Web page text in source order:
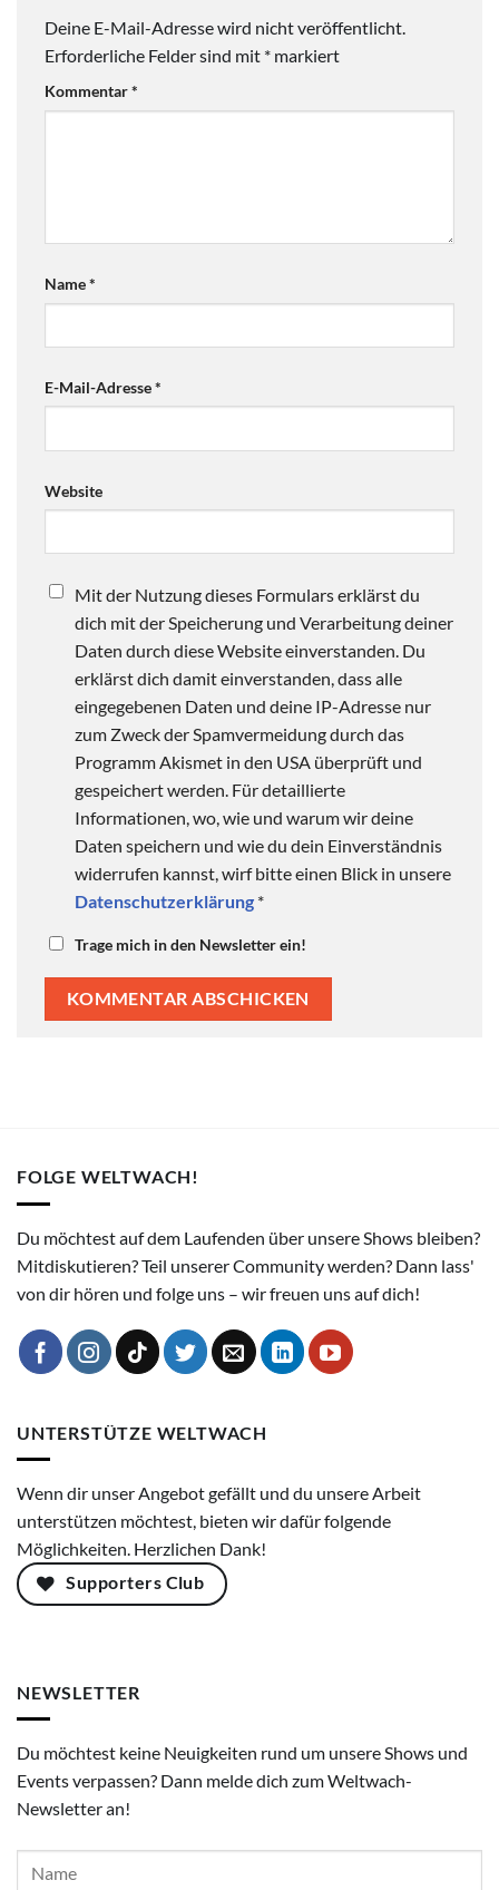
Deine E-Mail-Adresse wird nicht veröffentlicht.
Erforderliche Felder sind mit * markiert
Kommentar*
Name*
E-Mail-Adresse*
Website
Mit der Nutzung dieses Formulars erklärst du
dich mit der Speicherung und Verarbeitung deiner
Daten durch diese Website einverstanden. Du
erklärst dich damit einverstanden, dass alle
eingegebenen Daten und deine IP-Adresse nur
zum Zweck der Spamvermeidung durch das
Programm Akismet in den USA überprüft und
gespeichert werden. Für detaillierte
Informationen, wo, wie und warum wir deine
Daten speichern und wie du dein Einverständnis
widerrufen kannst, wirf bitte einen Blick in unsere
Datenschutzerklärung *
Trage mich in den Newsletter ein!
FOLGE WELTWACH!
Du möchtest auf dem Laufenden über unsere Shows bleiben?
Mitdiskutieren? Teil unserer Community werden? Dann lass'
von dir hören und folge uns – wir freuen uns auf dich!
UNTERSTÜTZE WELTWACH
Wenn dir unser Angebot gefällt und du unsere Arbeit
unterstützen möchtest, bieten wir dafür folgende
Möglichkeiten. Herzlichen Dank!
Supporters Club
NEWSLETTER
Du möchtest keine Neuigkeiten rund um unsere Shows und
Events verpassen? Dann melde dich zum Weltwach-
Newsletter an!